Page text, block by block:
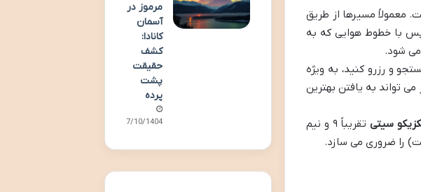
معمولاً مسیرها از طریق
سپس با خطوط هوایی که به
و رزرو کنید، به ویژه
تواند به یافتن بهترین
سیتی
تقریباً ۹ و نیم
را ضروری می سازد.
مرموز در
آسمان
کانادا:
کشف
حقیقت
پشت
پرده
07/10/1404